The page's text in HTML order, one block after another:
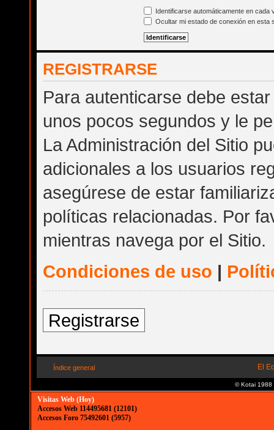
Identificarse automáticamente en cada
Ocultar mi estado de conexión en esta
REGISTRARSE
Para autenticarse debe
unos pocos segundos y le
La Administración del Sitio
adicionales a los usuarios
asegúrese de estar
políticas relacionadas. Por
mientras navega por el Sitio.
Condiciones de uso |
Registrarse
Índice general El
© Kotai 1988
Visitas Web (Hoy)
Accesos Web 114495681 (12101)
Accesos Foro 75492601 (5957)